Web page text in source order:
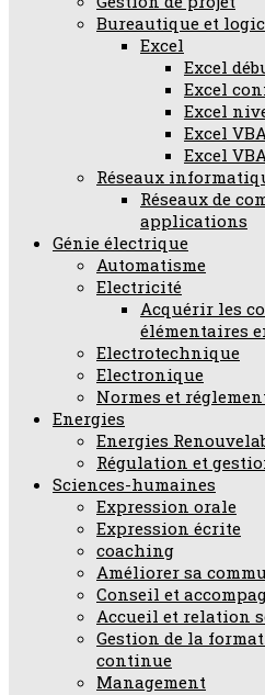
Bureautique et
Excel
Excel
Excel
Excel
Excel
Excel
Réseaux
Réseaux de
applications
Génie électrique
Automatisme
Electricité
Acquérir les
élémentaires
Electrotechnique
Electronique
Normes et
Energies
Energies
Régulation et
Sciences-humaines
Expression orale
Expression écrite
coaching
Améliorer sa
Conseil et
Accueil et relation
Gestion de la
continue
Management